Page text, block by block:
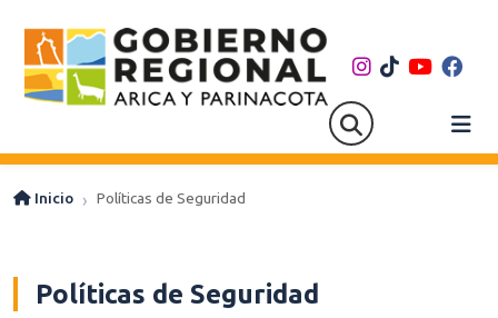
Inicio Políticas de Seguridad
Políticas de Seguridad